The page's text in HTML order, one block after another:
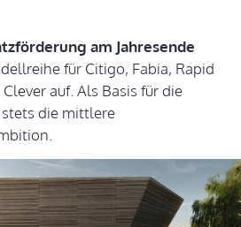
am Jahresende
für Citigo, Fabia, Rapid
auf. Als Basis für die
die mittlere